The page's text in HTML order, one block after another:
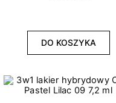
DO KOSZYKA